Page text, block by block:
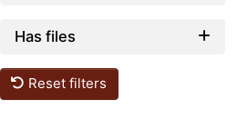
Has files
Reset filters